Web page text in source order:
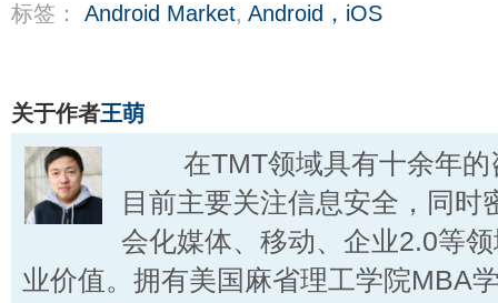
标签： Android Market, Android，iOS
关于作者王萌
在TMT领域具有十余年的
目前主要关注信息安全，同时
会化媒体、移动、企业2.0等
业价值。拥有美国麻省理工学院MBA